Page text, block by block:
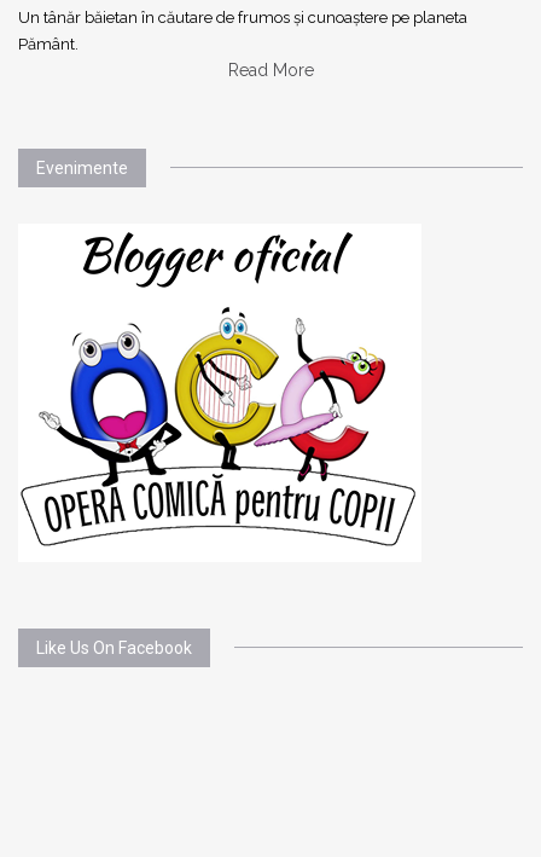
Un tânăr băietan în căutare de frumos și cunoaștere pe planeta
Pământ.
Read More
Evenimente
Like Us On Facebook